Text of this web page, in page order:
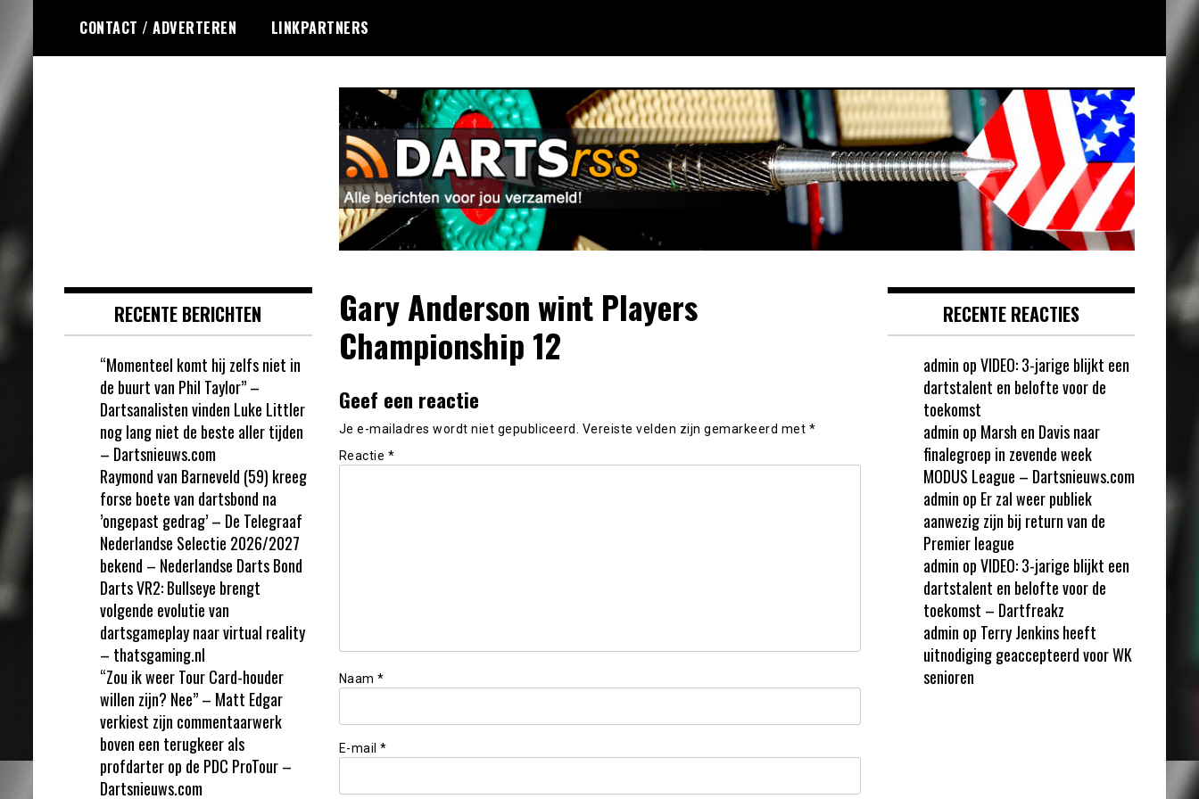
de
inhoud
CONTACT / ADVERTEREN LINKPARTNERS
Gary Anderson wint Players
Championship 12
Geef een reactie
Je e-mailadres wordt niet gepubliceerd. Vereiste velden zijn gemarkeerd met *
Reactie *
Naam *
E-mail *
RECENTE BERICHTEN
“Momenteel komt hij zelfs niet in
de buurt van Phil Taylor” –
Dartsanalisten vinden Luke Littler
nog lang niet de beste aller tijden
– Dartsnieuws.com
Raymond van Barneveld (59) kreeg
forse boete van dartsbond na
’ongepast gedrag’ – De Telegraaf
Nederlandse Selectie 2026/2027
bekend – Nederlandse Darts Bond
Darts VR2: Bullseye brengt
volgende evolutie van
dartsgameplay naar virtual reality
– thatsgaming.nl
“Zou ik weer Tour Card-houder
willen zijn? Nee” – Matt Edgar
verkiest zijn commentaarwerk
boven een terugkeer als
profdarter op de PDC ProTour –
Dartsnieuws.com
RECENTE REACTIES
admin opVIDEO: 3-jarige blijkt een
dartstalent en belofte voor de
toekomst
admin op Marsh en Davis naar
finalegroep in zevende week
MODUS League – Dartsnieuws.com
admin op Er zal weer publiek
aanwezig zijn bij return van de
Premier league
admin opVIDEO: 3-jarige blijkt een
dartstalent en belofte voor de
toekomst – Dartfreakz
admin op Terry Jenkins heeft
uitnodiging geaccepteerd voor WK
senioren